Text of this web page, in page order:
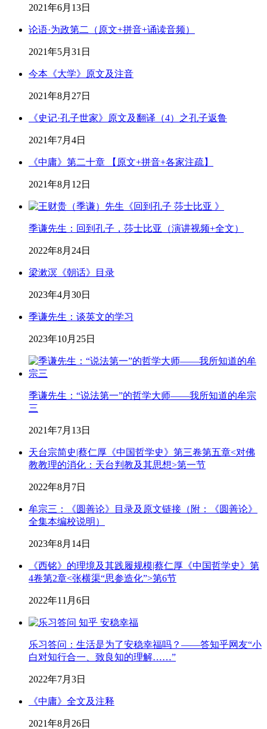
2021年6月13日
论语·为政第二（原文+拼音+诵读音频）
2021年5月31日
今本《大学》原文及注音
2021年8月27日
《史记·孔子世家》原文及翻译（4）之孔子返鲁
2021年7月4日
《中庸》第二十章 【原文+拼音+各家注疏】
2021年8月12日
季谦先生：回到孔子，莎士比亚（演讲视频+全文）
2022年8月24日
梁漱溟《朝话》目录
2023年4月30日
季谦先生：谈英文的学习
2023年10月25日
季谦先生：“说法第一”的哲学大师——我所知道的牟宗
三
2021年7月13日
天台宗简史|蔡仁厚《中国哲学史》第三卷第五章<对佛
教教理的消化：天台判教及其思想>第一节
2022年8月7日
牟宗三：《圆善论》目录及原文链接（附：《圆善论》
全集本编校说明）
2023年8月14日
《西铭》的理境及其践履规模|蔡仁厚《中国哲学史》第
4卷第2章<张横渠“思参造化”>第6节
2022年11月6日
乐习答问：生活是为了安稳幸福吗？——答知乎网友“小
白对知行合一、致良知的理解……”
2022年7月3日
《中庸》全文及注释
2021年8月26日